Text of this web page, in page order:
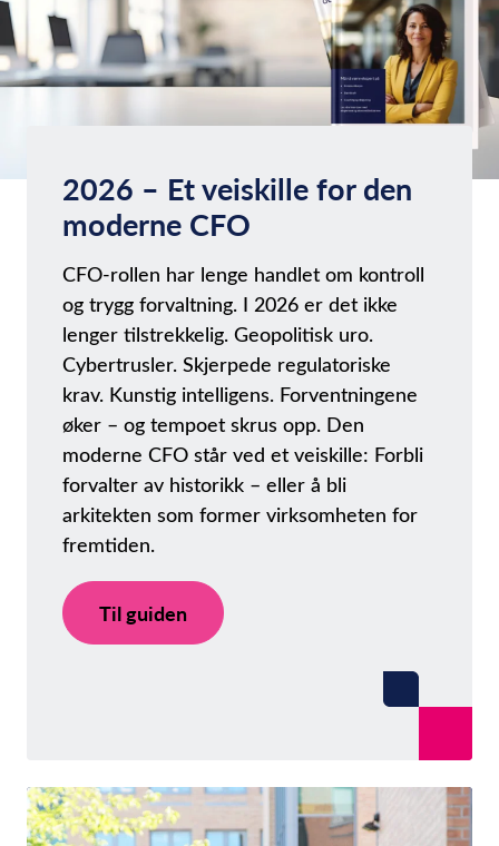
2026 – Et veiskille for den
moderne CFO
CFO-rollen har lenge handlet om kontroll
og trygg forvaltning. I 2026 er det ikke
lenger tilstrekkelig. Geopolitisk uro.
Cybertrusler. Skjerpede regulatoriske
krav. Kunstig intelligens. Forventningene
øker – og tempoet skrus opp. Den
moderne CFO står ved et veiskille: Forbli
forvalter av historikk – eller å bli
arkitekten som former virksomheten for
fremtiden.
Til guiden